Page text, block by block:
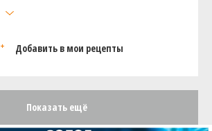
рецепт полностью
Добавить в мои рецепты
Пилзнер
Показать ещё